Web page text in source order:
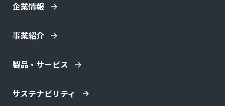
企業情報
事業紹介
製品・サービス
サステナビリティ